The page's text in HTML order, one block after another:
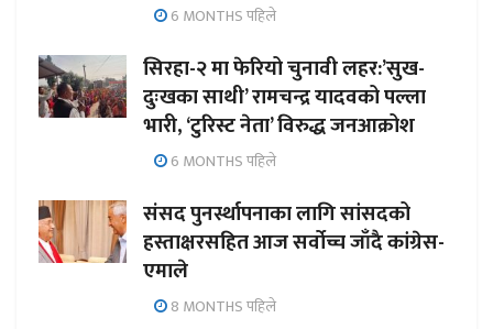
6 MONTHS पहिले
सिरहा-२ मा फेरियो चुनावी लहर:’सुख-
दुःखका साथी’ रामचन्द्र यादवको पल्ला
भारी, ‘टुरिस्ट नेता’ विरुद्ध जनआक्रोश
6 MONTHS पहिले
संसद पुनर्स्थापनाका लागि सांसदको
हस्ताक्षरसहित आज सर्वोच्च जाँदै कांग्रेस-
एमाले
8 MONTHS पहिले